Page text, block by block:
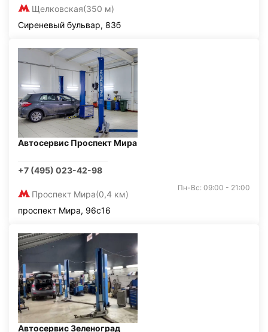
Щелковская(350 м)
Сиреневый бульвар, 83б
Автосервис Проспект Мира
+7 (495) 023-42-98
Проспект Мира(0,4 км)
Пн-Вс: 09:00 - 21:00
проспект Мира, 96с16
Автосервис Зеленоград